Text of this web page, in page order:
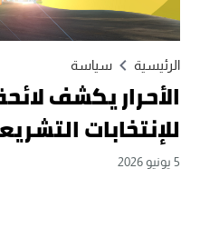
الرئيسية سياسة
الأحرار يكشف
للإنتخابات
5 يونيو 2026